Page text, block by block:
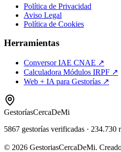
Política de Privacidad
Aviso Legal
Política de Cookies
Herramientas
Conversor IAE CNAE ↗
Calculadora Módulos IRPF ↗
Web + IA para Gestorías ↗
GestoríasCercaDeMi
5867 gestorías verificadas · 234.730
© 2026 GestoriasCercaDeMi.